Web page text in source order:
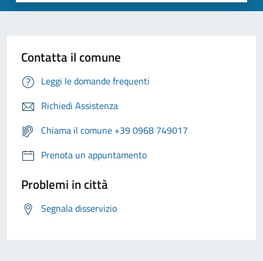
Contatta il comune
Leggi le domande frequenti
Richiedi Assistenza
Chiama il comune +39 0968 749017
Prenota un appuntamento
Problemi in città
Segnala disservizio